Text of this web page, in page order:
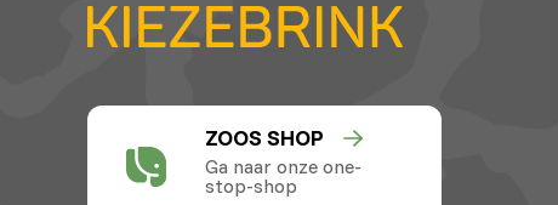
ZOOS SHOP
Ga naar onze one-
stop-shop